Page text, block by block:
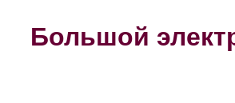
Большой